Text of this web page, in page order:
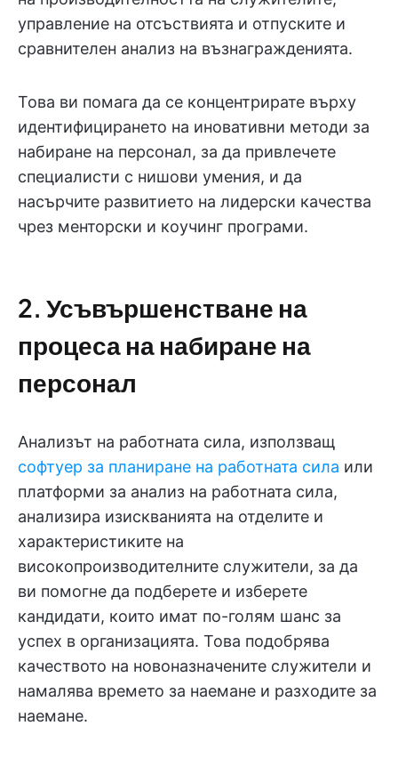
управление на отсъствията и отпуските и
сравнителен анализ на възнагражденията.
Това ви помага да се концентрирате върху
идентифицирането на иновативни методи за
набиране на персонал, за да привлечете
специалисти с нишови умения, и да
насърчите развитието на лидерски качества
чрез менторски и коучинг програми.
2. Усъвършенстване на
процеса на набиране на
персонал
Анализът на работната сила, използващ
софтуер за планиране на работната сила или
платформи за анализ на работната сила,
анализира изискванията на отделите и
характеристиките на
високопроизводителните служители, за да
ви помогне да подберете и изберете
кандидати, които имат по-голям шанс за
успех в организацията. Това подобрява
качеството на новоназначените служители и
намалява времето за наемане и разходите за
наемане.